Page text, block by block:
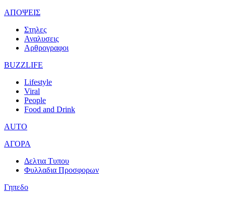
ΑΠΟΨΕΙΣ
Στηλες
Αναλυσεις
Αρθρογραφοι
BUZZLIFE
Lifestyle
Viral
People
Food and Drink
AUTO
ΑΓΟΡΑ
Δελτια Τυπου
Φυλλαδια Προσφορων
Γηπεδο